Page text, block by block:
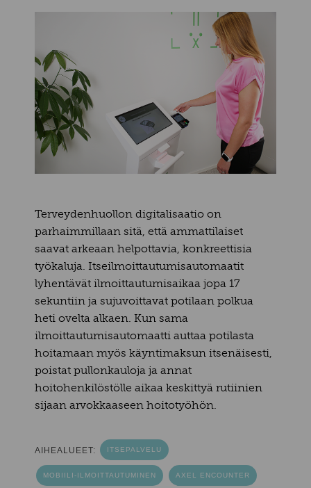
Terveydenhuollon digitalisaatio on
parhaimmillaan sitä, että ammattilaiset
saavat arkeaan helpottavia, konkreettisia
työkaluja. Itseilmoittautumisautomaatit
lyhentävät ilmoittautumisaikaa jopa 17
sekuntiin ja sujuvoittavat potilaan polkua
heti ovelta alkaen. Kun sama
ilmoittautumisautomaatti auttaa potilasta
hoitamaan myös käyntimaksun itsenäisesti,
poistat pullonkauloja ja annat
hoitohenkilöstölle aikaa keskittyä rutiinien
sijaan arvokkaaseen hoitotyöhön.
AIHEALUEET: ITSEPALVELU
MOBIILI-ILMOITTAUTUMINEN AXEL ENCOUNTER